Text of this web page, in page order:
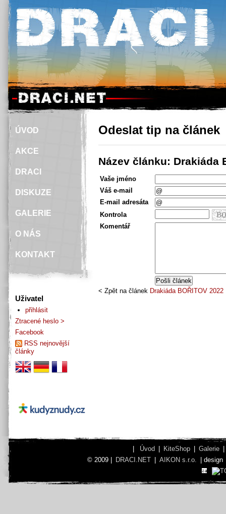
Odeslat tip na článek
Název článku: Drakiáda
Vaše jméno
Váš e-mail
E-mail adresáta
Kontrola
Komentář
< Zpět na článek Drakiáda BOŘITOV 2022
ÚVOD
AKCE
DRACI
DISKUZE
GALERIE
O NÁS
KONTAKT
Uživatel
přihlásit
Ztracené heslo >
Facebook
RSS nejnovější
články
Úvod KiteShop Galerie
© 2009 |
DRACI.NET AIKON s.r.o. | design